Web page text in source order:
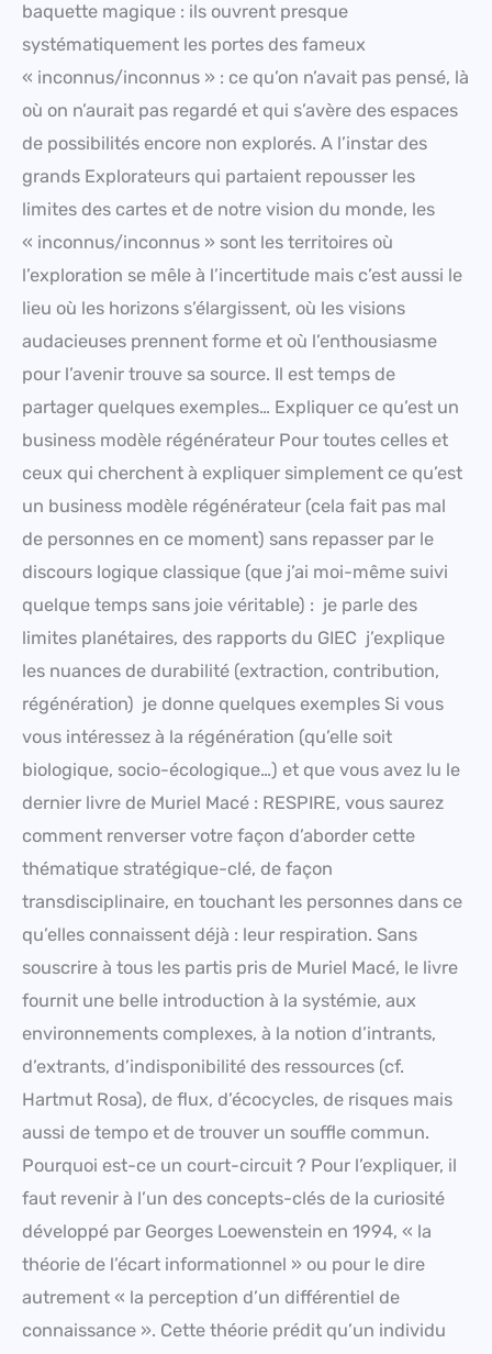
baquette magique : ils ouvrent presque
systématiquement les portes des fameux
« inconnus/inconnus » : ce qu’on n’avait pas pensé, là
où on n’aurait pas regardé et qui s’avère des espaces
de possibilités encore non explorés. A l’instar des
grands Explorateurs qui partaient repousser les
limites des cartes et de notre vision du monde, les
« inconnus/inconnus » sont les territoires où
l’exploration se mêle à l’incertitude mais c’est aussi le
lieu où les horizons s’élargissent, où les visions
audacieuses prennent forme et où l’enthousiasme
pour l’avenir trouve sa source. Il est temps de
partager quelques exemples… Expliquer ce qu’est un
business modèle régénérateur Pour toutes celles et
ceux qui cherchent à expliquer simplement ce qu’est
un business modèle régénérateur (cela fait pas mal
de personnes en ce moment) sans repasser par le
discours logique classique (que j’ai moi-même suivi
quelque temps sans joie véritable) : je parle des
limites planétaires, des rapports du GIEC j’explique
les nuances de durabilité (extraction, contribution,
régénération) je donne quelques exemples Si vous
vous intéressez à la régénération (qu’elle soit
biologique, socio-écologique…) et que vous avez lu le
dernier livre de Muriel Macé : RESPIRE, vous saurez
comment renverser votre façon d’aborder cette
thématique stratégique-clé, de façon
transdisciplinaire, en touchant les personnes dans ce
qu’elles connaissent déjà : leur respiration. Sans
souscrire à tous les partis pris de Muriel Macé, le livre
fournit une belle introduction à la systémie, aux
environnements complexes, à la notion d’intrants,
d’extrants, d’indisponibilité des ressources (cf.
Hartmut Rosa), de flux, d’écocycles, de risques mais
aussi de tempo et de trouver un souffle commun.
Pourquoi est-ce un court-circuit ? Pour l’expliquer, il
faut revenir à l’un des concepts-clés de la curiosité
développé par Georges Loewenstein en 1994, « la
théorie de l’écart informationnel » ou pour le dire
autrement « la perception d’un différentiel de
connaissance ». Cette théorie prédit qu’un individu